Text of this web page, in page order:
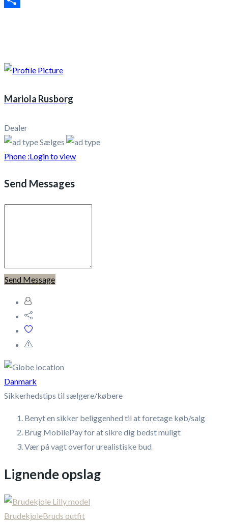
Mariola Rusborg
Dealer
Sælges
Phone :Login to view
Send Messages
Send Message
Danmark
Sikkerhedstips til sælgere/købere
Benyt en sikker beliggenhed til at foretage køb/salg
Brug MobilePay for at sikre dig bedst muligt
Vær på vagt overfor urealistiske bud
Lignende opslag
BrudekjoleBruds outfit